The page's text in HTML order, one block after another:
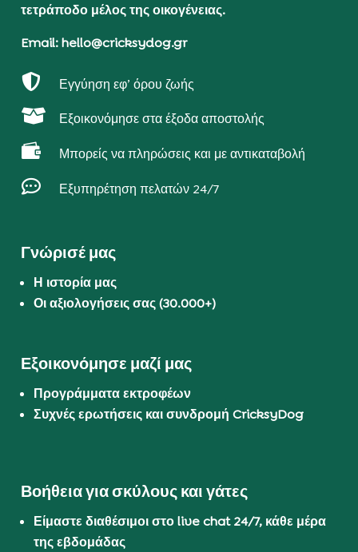
τετράποδο μέλος της οικογένειας.
Email: hello@cricksydog.gr
 Εγγύηση εφ’ όρου ζωής
 Εξοικονόμησε στα έξοδα αποστολής
 Μπορείς να πληρώσεις και με αντικαταβολή
 Εξυπηρέτηση πελατών 24/7
Γνώρισέ μας
Η ιστορία μας
Οι αξιολογήσεις σας (30.000+)
Εξοικονόμησε μαζί μας
Προγράμματα εκτροφέων
Συχνές ερωτήσεις και συνδρομή CricksyDog
Βοήθεια για σκύλους και γάτες
Είμαστε διαθέσιμοι στο live chat 24/7, κάθε μέρα
της εβδομάδας